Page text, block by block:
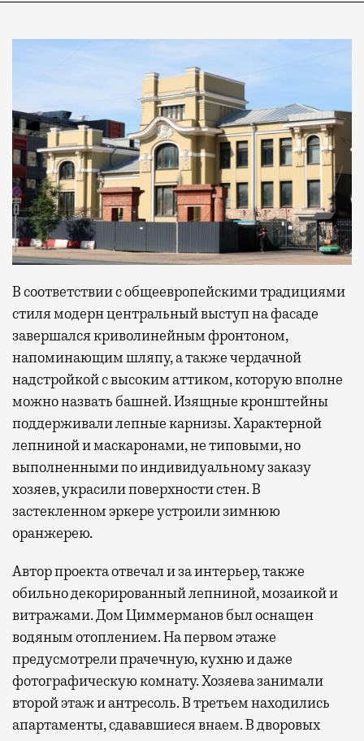
В соответствии с общеевропейскими традициями
стиля модерн центральный выступ на фасаде
завершался криволинейным фронтоном,
напоминающим шляпу, а также чердачной
надстройкой с высоким аттиком, которую вполне
можно назвать башней. Изящные кронштейны
поддерживали лепные карнизы. Характерной
лепниной и маскаронами, не типовыми, но
выполненными по индивидуальному заказу
хозяев, украсили поверхности стен. В
застекленном эркере устроили зимнюю
оранжерею.
Автор проекта отвечал и за интерьер, также
обильно декорированный лепниной, мозаикой и
витражами. Дом Циммерманов был оснащен
водяным отоплением. На первом этаже
предусмотрели прачечную, кухню и даже
фотографическую комнату. Хозяева занимали
второй этаж и антресоль. В третьем находились
апартаменты, сдававшиеся внаем. В дворовых